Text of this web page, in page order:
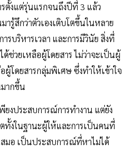
รตั้งแต่รุ่นแรกจนถึงปีที่ 3 แล้ว
ารู้สึกว่าตัวเองเติบโตขึ้นในหลาย
ารบริหารเวลา และการมีวินัย สิ่งที่
ช่วยเหลือผู้โดยสาร ไม่ว่าจะเป็นผู้
ผู้โดยสารกลุ่มพิเศษ ซึ่งทำให้เข้าใจ
ากขึ้น
ยงประสบการณ์การทำงาน แต่ยัง
ทั้งในฐานะผู้ให้และการเป็นคนที่
มอ เป็นประสบการณ์ที่หาไม่ได้